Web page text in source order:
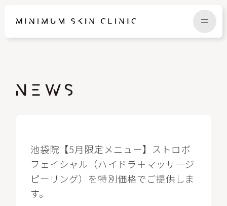
池袋院【5月限定メニュー】ストロボ
フェイシャル（ハイドラ＋マッサージ
ピーリング）を特別価格でご提供しま
す。
CAMPAIGN
MENU / PRICE
RECRUIT